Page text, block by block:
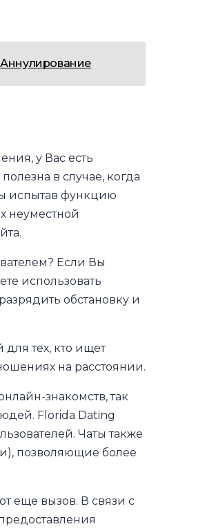
Аннулирование
у Вас есть
в случае, когда
испытав функцию
неуместной
Если Вы
использовать
обстановку и
для тех, кто ищет
на расстоянии.
знакомств, так
Florida Dating
Чаты также
позволяющие более
еще вызов. В связи с